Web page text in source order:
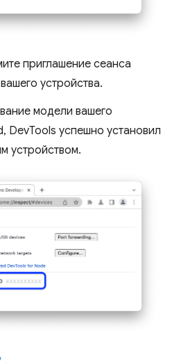
приглашение сеанса
устройства.
модели вашего
DevTools успешно установил
устройством.